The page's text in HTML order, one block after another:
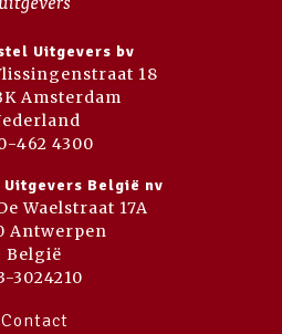
Uitgevers bv
18
Amsterdam
462 4300
België nv
Waelstraat 17A
Antwerpen
België
3024210
Contact